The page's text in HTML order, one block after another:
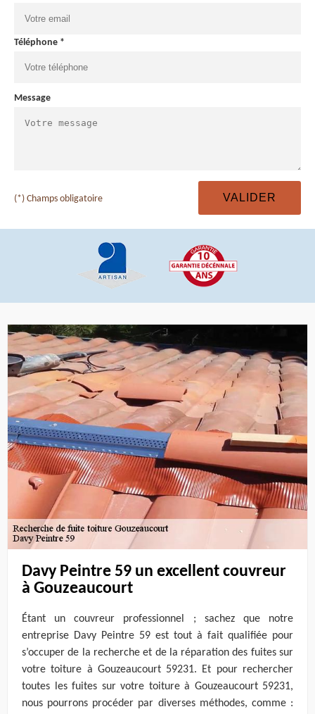
Téléphone *
Message
(*) Champs obligatoire
Davy Peintre 59 un excellent couvreur
à Gouzeaucourt
Étant un couvreur professionnel ; sachez que notre
entreprise Davy Peintre 59 est tout à fait qualifiée pour
s’occuper de la recherche et de la réparation des fuites sur
votre toiture à Gouzeaucourt 59231. Et pour rechercher
toutes les fuites sur votre toiture à Gouzeaucourt 59231,
nous pourrons procéder par diverses méthodes, comme :